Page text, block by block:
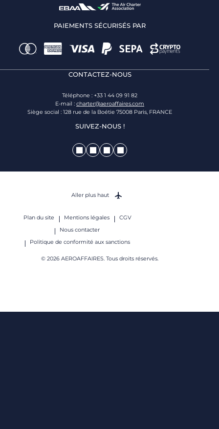
PAIEMENTS SÉCURISÉS PAR
CONTACTEZ-NOUS
Téléphone : +33 1 44 09 91 82
E-mail : charter@aeroaffaires.com
Siège social : 128 rue de la Boétie 75008 Paris, FRANCE
SUIVEZ-NOUS !
Plan du site Mentions légales
CGV
Nous contacter
Politique de conformité aux sanctions
© 2026 AEROAFFAIRES. Tous droits réservés.
Aller plus haut